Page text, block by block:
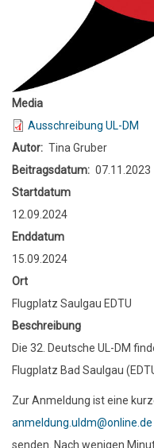
Media
Ausschreibung UL-DM
Autor
Tina Gruber
Beitragsdatum
07.11.2023
Startdatum
12.09.2024
Enddatum
15.09.2024
Ort
Flugplatz Saulgau EDTU
Beschreibung
Die 32. Deutsche UL-DM
Flugplatz Bad Saulgau
Zur Anmeldung ist eine
anmeldung.uldm@online.de
senden. Nach wenigen